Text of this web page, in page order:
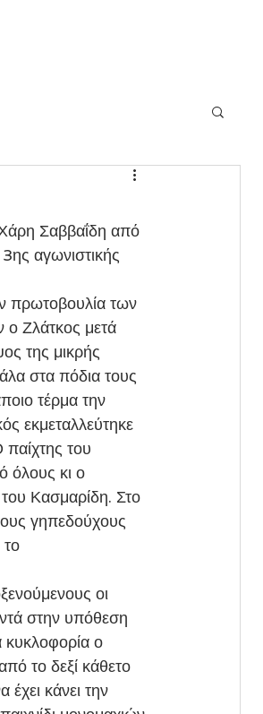
αγωνιστικής
ο Ζλάτκος μετά
της μικρής
στα πόδια τους
τέρμα την
εκμεταλλεύτηκε
του
όλους κι ο
Κασμαρίδη. Στο
γηπεδούχους
στην υπόθεση
κυκλοφορία ο
το δεξί κάθετο
κάνει την